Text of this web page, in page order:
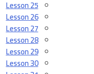
Lesson 25
Lesson 26
Lesson 27
Lesson 28
Lesson 29
Lesson 30